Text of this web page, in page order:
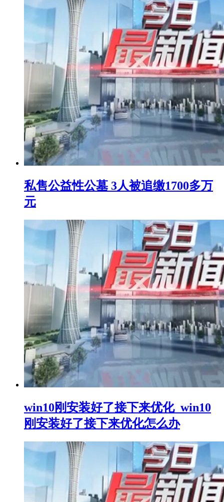
私售公益性公墓 3人被追缴1700多万
元
win10刚安装好了接下来优化_win10
刚安装好了接下来优化怎么办